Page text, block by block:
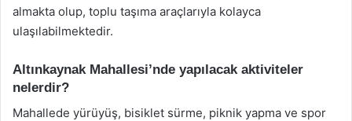
almakta olup, toplu taşıma araçlarıyla kolayca
ulaşılabilmektedir.
Altınkaynak Mahallesi’nde yapılacak aktiviteler
nelerdir?
Mahallede yürüyüş, bisiklet sürme, piknik yapma ve spor